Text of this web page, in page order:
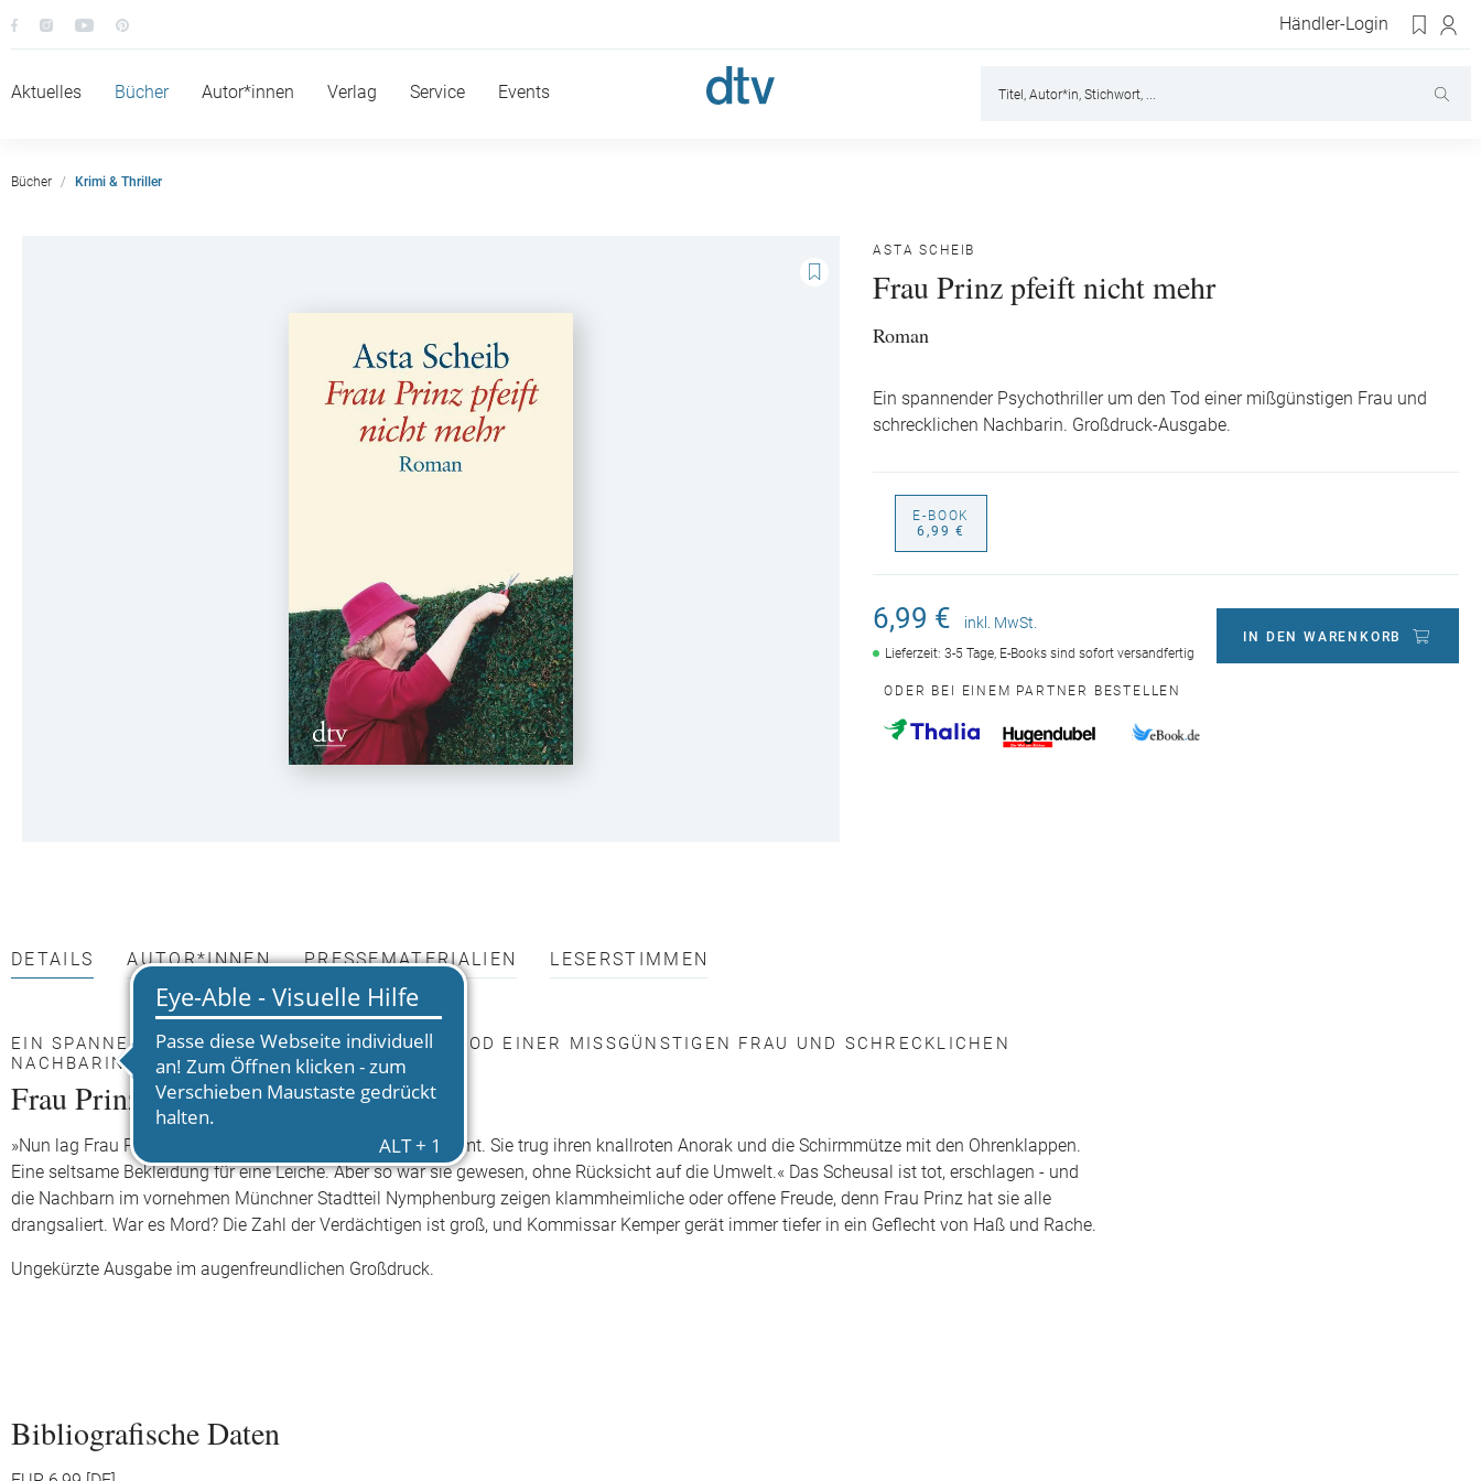
Händler-Login
Aktuelles Bücher Autor*innen Verlag Service Events
Bücher Krimi & Thriller
ASTA SCHEIB
Frau Prinz pfeift nicht mehr
Roman
Ein spannender Psychothriller um den Tod einer mißgünstigen Frau und
schrecklichen Nachbarin. Großdruck-Ausgabe.
E-BOOK
6,99 €
6,99 € inkl. MwSt.
Lieferzeit: 3-5 Tage, E-Books sind sofort versandfertig
IN DEN WARENKORB
ODER BEI EINEM PARTNER BESTELLEN
DETAILS AUTOR*INNEN PRESSEMATERIALIEN LESERSTIMMEN
EIN SPANNENDER PSYCHOTHRILLER UM DEN TOD EINER MISSGÜNSTIGEN FRAU UND SCHRECKLICHEN N
ACHBARIN.
Frau Prinz pfeift nicht mehr
»Nun lag Frau Prinz in ihrem Vorgarten, für immer verstummt. Sie trug ihren knallroten Anorak und die Schirmmütze mit den Ohrenklappen.
Eine seltsame Bekleidung für eine Leiche. Aber so war sie gewesen, ohne Rücksicht auf die Umwelt.« Das Scheusal ist tot, erschlagen - und
die Nachbarn im vornehmen Münchner Stadtteil Nymphenburg zeigen klammheimliche oder offene Freude, denn Frau Prinz hat sie alle
drangsaliert. War es Mord? Die Zahl der Verdächtigen ist groß, und Kommissar Kemper gerät immer tiefer in ein Geflecht von Haß und Rache.
Ungekürzte Ausgabe im augenfreundlichen Großdruck.
Bibliografische Daten